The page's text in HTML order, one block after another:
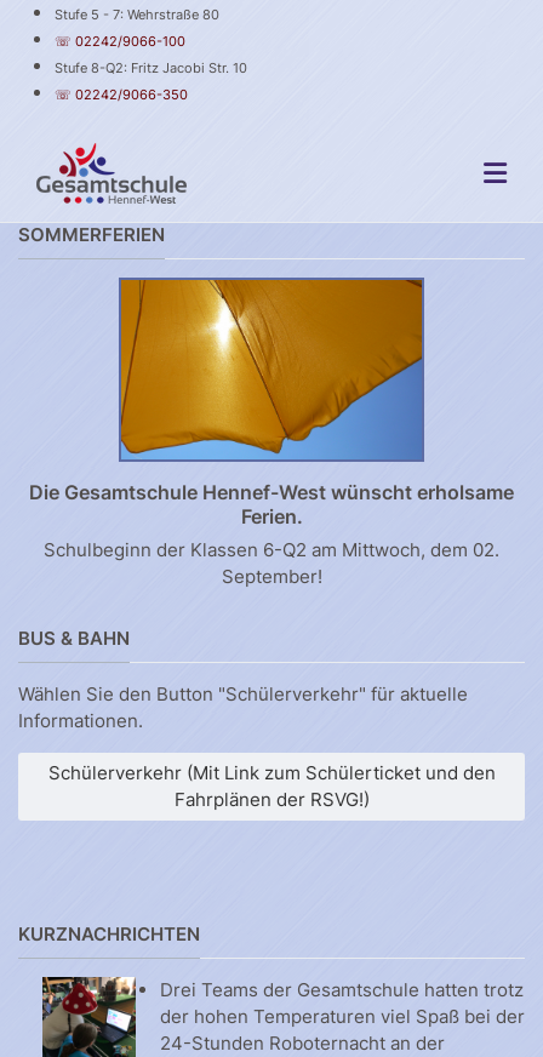
Stufe 5 - 7: Wehrstraße 80
☏ 02242/9066-100
Stufe 8-Q2: Fritz Jacobi Str. 10
☏ 02242/9066-350
SOMMERFERIEN
Die Gesamtschule Hennef-West wünscht erholsame
Ferien.
Schulbeginn der Klassen 6-Q2 am Mittwoch, dem 02.
September!
BUS & BAHN
Wählen Sie den Button "Schülerverkehr" für aktuelle
Informationen.
Schülerverkehr (Mit Link zum Schülerticket und den
Fahrplänen der RSVG!)
KURZNACHRICHTEN
Drei Teams der Gesamtschule hatten trotz
der hohen Temperaturen viel Spaß bei der
24-Stunden Roboternacht an der